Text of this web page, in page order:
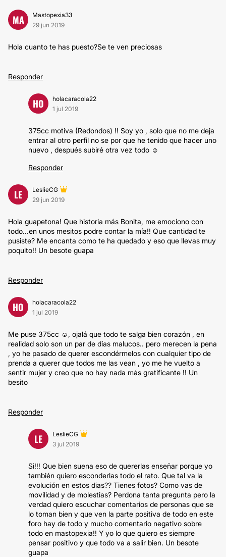
MA
Mastopexia33
29 jun 2019
Hola cuanto te has puesto?Se te ven preciosas
Responder
HO
holacaracola22
1 jul 2019
375cc motiva (Redondos) !! Soy yo , solo que no me deja
entrar al otro perfil no se por que he tenido que hacer uno
nuevo , después subiré otra vez todo ☺️
Responder
LE
LeslieCG
29 jun 2019
Hola guapetona! Que historia más Bonita, me emociono con
todo...en unos mesitos podre contar la mía!! Que cantidad te
pusiste? Me encanta como te ha quedado y eso que llevas muy
poquito!! Un besote guapa
Responder
HO
holacaracola22
1 jul 2019
Me puse 375cc ☺️, ojalá que todo te salga bien corazón , en
realidad solo son un par de días malucos.. pero merecen la pena
, yo he pasado de querer escondérmelos con cualquier tipo de
prenda a querer que todos me las vean , yo me he vuelto a
sentir mujer y creo que no hay nada más gratificante !! Un
besito
Responder
LE
LeslieCG
3 jul 2019
Si!!! Que bien suena eso de quererlas enseñar porque yo
también quiero esconderlas todo el rato. Que tal va la
evolución en estos dias?? Tienes fotos? Como vas de
movilidad y de molestias? Perdona tanta pregunta pero la
verdad quiero escuchar comentarios de personas que se
lo toman bien y que ven la parte positiva de todo en este
foro hay de todo y mucho comentario negativo sobre
todo en mastopexia!! Y yo lo que quiero es siempre
pensar positivo y que todo va a salir bien. Un besote
guapa